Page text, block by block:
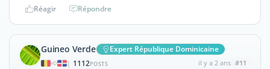
Réagir Répondre
Guineo Verde Expert République Dominicaine
| 1112POSTS il y a 2 ans #11